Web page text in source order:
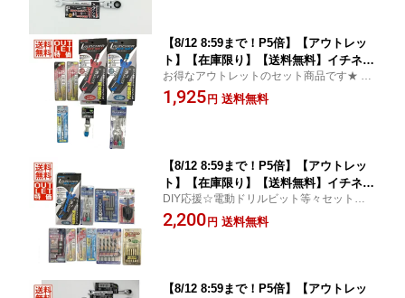
【8/12 8:59まで！P5倍】【アウトレッ
ト】【在庫限り】【送料無料】イチネン
MTM ミツトモ ビット+ビットチャック
7点セットドライバービット ドリル 六角
お得なアウトレットのセット商品です★ Str
ong Tool / SUPER BITS / RELIEF
1,925 円 送料無料
【8/12 8:59まで！P5倍】【アウトレッ
ト】【在庫限り】【送料無料】イチネン
MTM ミツトモ ビット、ビットチャック
セット 10Pドライバービット 特殊ビッ
DIY応援☆電動ドリルビット等々セットでお
買い得！
2,200 円 送料無料
【8/12 8:59まで！P5倍】【アウトレッ